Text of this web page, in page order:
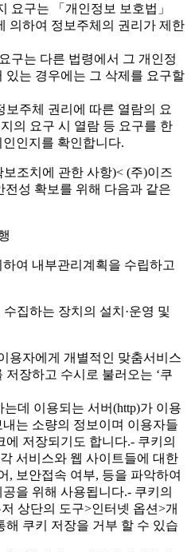
요구는 「개인정보 보호법」
의하여 정보주체의 권리가 제한
구는 다른 법령에서 그 개인정
있는 경우에는 그 삭제를 요구할
보주체 권리에 따른 열람의 요
의 요구 시 열람 등 요구를 한
인지를 확인합니다.
조치에 관한 사항)< (주)이즈
성 확보를 위해 다음과 같은
여 내부관리계획을 수립하고
집하는 장치의 설치·운영 및
용자에게 개별적인 맞춤서비스
장하고 수시로 불러오는 ‘쿠
데 이용되는 서버(http)가 이용
는 소량의 정보이며 이용자들
저장되기도 합니다.- 쿠키의
서비스와 웹 사이트들에 대한
, 보안접속 여부, 등을 파악하여
을 위해 사용됩니다.- 쿠키의
상단의 도구>인터넷 옵션>개
해 쿠키 저장을 거부 할 수 있습